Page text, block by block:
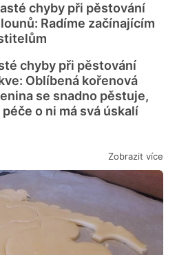
chyby při pěstování
Radíme začínajícím
chyby při pěstování
Oblíbená kořenová
se snadno pěstuje,
péče o ni má svá úskalí
Zobrazit více